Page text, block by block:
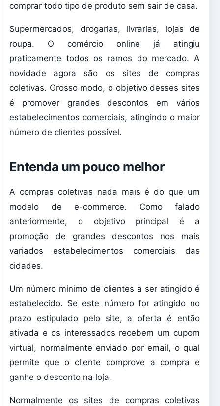
comprar todo tipo de produto sem sair de casa.
Supermercados, drogarias, livrarias, lojas de
roupa. O comércio online já atingiu
praticamente todos os ramos do mercado. A
novidade agora são os sites de compras
coletivas. Grosso modo, o objetivo desses sites
é promover grandes descontos em vários
estabelecimentos comerciais, atingindo o maior
número de clientes possível.
Entenda um pouco melhor
A compras coletivas nada mais é do que um
modelo de e-commerce. Como falado
anteriormente, o objetivo principal é a
promoção de grandes descontos nos mais
variados estabelecimentos comerciais das
cidades.
Um número mínimo de clientes a ser atingido é
estabelecido. Se este número for atingido no
prazo estipulado pelo site, a oferta é então
ativada e os interessados recebem um cupom
virtual, normalmente enviado por email, o qual
permite que o cliente comprove a compra e
ganhe o desconto na loja.
Normalmente os sites de compras coletivas